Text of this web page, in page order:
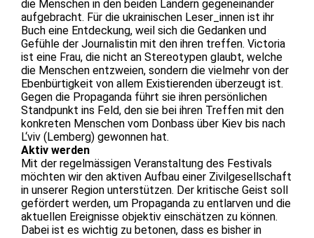
die Menschen in den beiden Ländern gegeneinander
aufgebracht. Für die ukrainischen Leser_innen ist ihr
Buch eine Entdeckung, weil sich die Gedanken und
Gefühle der Journalistin mit den ihren treffen. Victoria
ist eine Frau, die nicht an Stereotypen glaubt, welche
die Menschen entzweien, sondern die vielmehr von der
Ebenbürtigkeit von allem Existierenden überzeugt ist.
Gegen die Propaganda führt sie ihren persönlichen
Standpunkt ins Feld, den sie bei ihren Treffen mit den
konkreten Menschen vom Donbass über Kiev bis nach
L‘viv (Lemberg) gewonnen hat.
Aktiv werden
Mit der regelmässigen Veranstaltung des Festivals
möchten wir den aktiven Aufbau einer Zivilgesellschaft
in unserer Region unterstützen. Der kritische Geist soll
gefördert werden, um Propaganda zu entlarven und die
aktuellen Ereignisse objektiv einschätzen zu können.
Dabei ist es wichtig zu betonen, dass es bisher in